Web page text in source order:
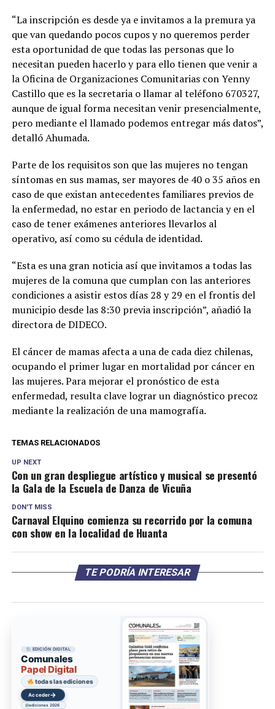
“La inscripción es desde ya e invitamos a la premura ya
que van quedando pocos cupos y no queremos perder
esta oportunidad de que todas las personas que lo
necesitan pueden hacerlo y para ello tienen que venir a
la Oficina de Organizaciones Comunitarias con Yenny
Castillo que es la secretaria o llamar al teléfono 670327,
aunque de igual forma necesitan venir presencialmente,
pero mediante el llamado podemos entregar más datos”,
detalló Ahumada.
Parte de los requisitos son que las mujeres no tengan
síntomas en sus mamas, ser mayores de 40 o 35 años en
caso de que existan antecedentes familiares previos de
la enfermedad, no estar en periodo de lactancia y en el
caso de tener exámenes anteriores llevarlos al
operativo, así como su cédula de identidad.
“Esta es una gran noticia así que invitamos a todas las
mujeres de la comuna que cumplan con las anteriores
condiciones a asistir estos días 28 y 29 en el frontis del
municipio desde las 8:30 previa inscripción”, añadió la
directora de DIDECO.
El cáncer de mamas afecta a una de cada diez chilenas,
ocupando el primer lugar en mortalidad por cáncer en
las mujeres. Para mejorar el pronóstico de esta
enfermedad, resulta clave lograr un diagnóstico precoz
mediante la realización de una mamografía.
TEMAS RELACIONADOS
UP NEXT
Con un gran despliegue artístico y musical se presentó
la Gala de la Escuela de Danza de Vicuña
DON'T MISS
Carnaval Elquino comienza su recorrido por la comuna
con show en la localidad de Huanta
TE PODRÍA INTERESAR
EDICIÓN DIGITAL
Comunales
Papel Digital
todas las ediciones
Acceder→
ediciones 2026